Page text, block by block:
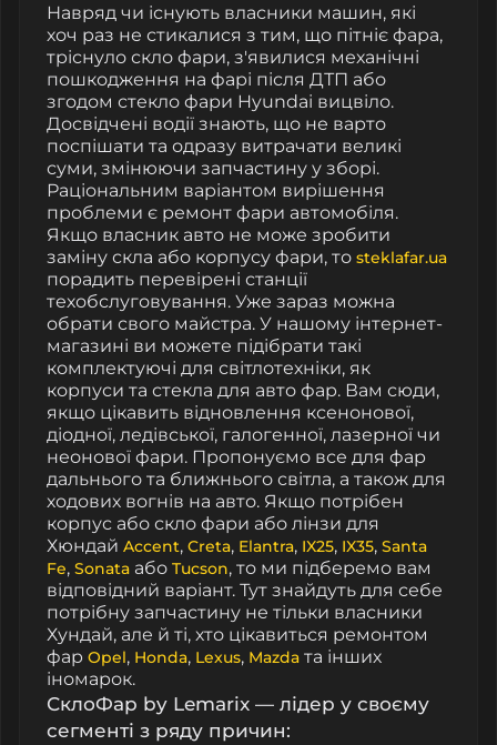
Навряд чи існують власники машин, які
хоч раз не стикалися з тим, що пітніє фара,
тріснуло скло фари, з'явилися механічні
пошкодження на фарі після ДТП або
згодом стекло фари Hyundai вицвіло.
Досвідчені водії знають, що не варто
поспішати та одразу витрачати великі
суми, змінюючи запчастину у зборі.
Раціональним варіантом вирішення
проблеми є ремонт фари автомобіля.
Якщо власник авто не може зробити
заміну скла або корпусу фари, то steklafar.ua
порадить перевірені станції
техобслуговування. Уже зараз можна
обрати свого майстра. У нашому інтернет-
магазині ви можете підібрати такі
комплектуючі для світлотехніки, як
корпуси та стекла для авто фар. Вам сюди,
якщо цікавить відновлення ксенонової,
діодної, ледівської, галогенної, лазерної чи
неонової фари. Пропонуємо все для фар
дальнього та ближнього світла, а також для
ходових вогнів на авто. Якщо потрібен
корпус або скло фари або лінзи для
Хюндай Accent, Creta, Elantra, IX25, IX35, Santa
Fe, Sonata або Tucson, то ми підберемо вам
відповідний варіант. Тут знайдуть для себе
потрібну запчастину не тільки власники
Хундай, але й ті, хто цікавиться ремонтом
фар Opel, Honda, Lexus, Mazda та інших
іномарок.
СклоФар by Lemarix — лідер у своєму
сегменті з ряду причин: